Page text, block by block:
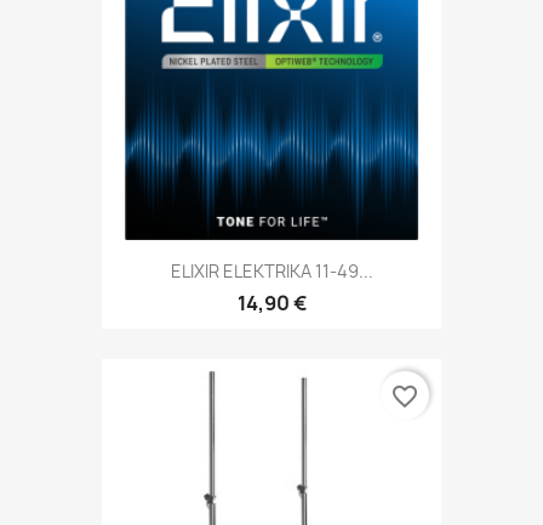
ELIXIR ELEKTRIKA 11-49...
14,90 €
favorite_border